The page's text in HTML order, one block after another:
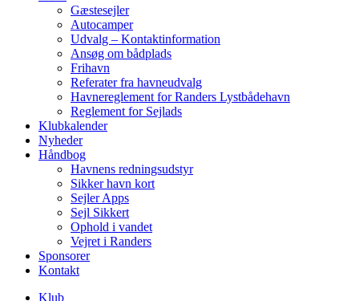
Gæstesejler
Autocamper
Udvalg – Kontaktinformation
Ansøg om bådplads
Frihavn
Referater fra havneudvalg
Havnereglement for Randers Lystbådehavn
Reglement for Sejlads
Klubkalender
Nyheder
Håndbog
Havnens redningsudstyr
Sikker havn kort
Sejler Apps
Sejl Sikkert
Ophold i vandet
Vejret i Randers
Sponsorer
Kontakt
Klub